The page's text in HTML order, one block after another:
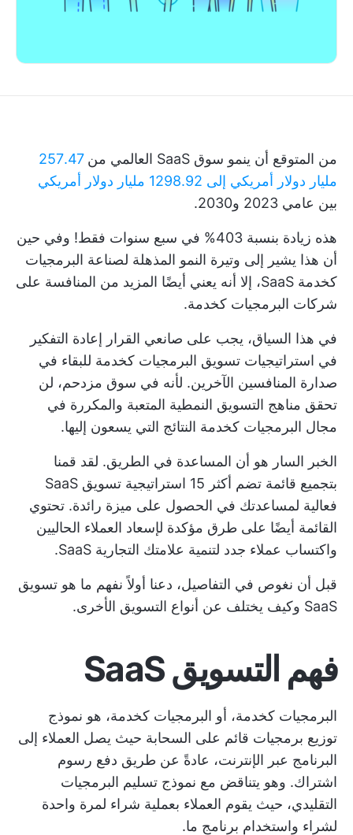
من المتوقع أن ينمو سوق SaaS العالمي من
257.47
مليار دولار أمريكي إلى 1298.92 مليار دولار أمريكي
بين عامي 2023 و2030.
هذه زيادة بنسبة 403% في سبع سنوات فقط! وفي حين
أن هذا يشير إلى وتيرة النمو المذهلة لصناعة البرمجيات
كخدمة SaaS، إلا أنه يعني أيضًا المزيد من المنافسة على
شركات البرمجيات كخدمة.
في هذا السياق، يجب على صانعي القرار إعادة التفكير
في استراتيجيات تسويق البرمجيات كخدمة للبقاء في
صدارة المنافسين الآخرين. لأنه في سوق مزدحم، لن
تحقق مناهج التسويق النمطية المتعبة والمكررة في
مجال البرمجيات كخدمة النتائج التي يسعون إليها.
الخبر السار هو أن المساعدة في الطريق. لقد قمنا
بتجميع قائمة تضم أكثر 15 استراتيجية تسويق SaaS
فعالية لمساعدتك في الحصول على ميزة رائدة. تحتوي
القائمة أيضًا على طرق مؤكدة لإسعاد العملاء الحاليين
واكتساب عملاء جدد لتنمية علامتك التجارية SaaS.
قبل أن نغوص في التفاصيل، دعنا أولاً نفهم ما هو تسويق
SaaS وكيف يختلف عن أنواع التسويق الأخرى.
فهم التسويق SaaS
البرمجيات كخدمة، أو البرمجيات كخدمة، هو نموذج
توزيع برمجيات قائم على السحابة حيث يصل العملاء إلى
البرنامج عبر الإنترنت، عادةً عن طريق دفع رسوم
اشتراك. وهو يتناقض مع نموذج تسليم البرمجيات
التقليدي، حيث يقوم العملاء بعملية شراء لمرة واحدة
لشراء واستخدام برنامج ما.